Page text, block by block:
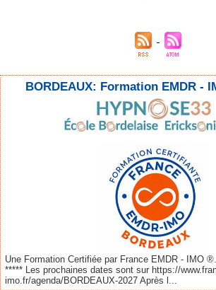
BORDEAUX: Formation EMDR -
Une Formation Certifiée par France EMDR - IMO
***** Les prochaines dates sont sur https://
imo.fr/agenda/BORDEAUX-2027 Après l...